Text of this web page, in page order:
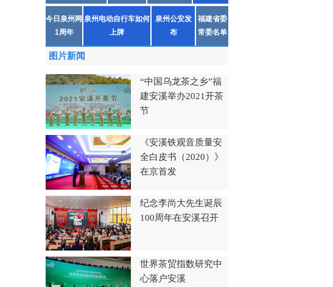
今日泉州网
1周年
泉州电动自行车如何
上牌
泉州公安发
布
福建省委
常委名单
图片新闻
“中国乌龙茶之乡”福
建安溪举办2021开茶
节
《安溪铁观音质量安
全白皮书（2020）》
在京首发
纪念李尚大先生诞辰
100周年在安溪召开
世界茶贸指数研究中
心落户安溪